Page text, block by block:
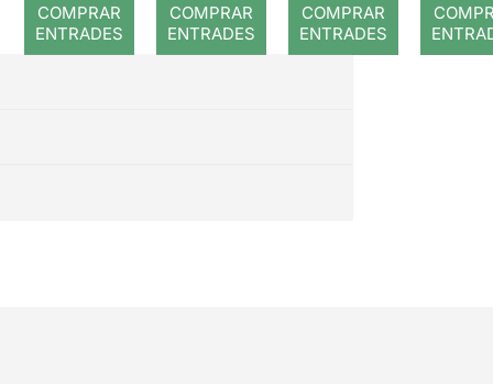
COMPRAR
ENTRADES
COMPRAR
ENTRADES
COMPRAR
ENTRADES